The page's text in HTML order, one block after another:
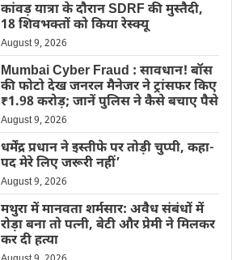
कांवड़ यात्रा के दौरान SDRF की मुस्तैदी,
18 शिवभक्तों को किया रेस्क्यू
August 9, 2026
Mumbai Cyber Fraud : सावधान! बॉस
की फोटो देख जनरल मैनेजर ने ट्रांसफर किए
₹1.98 करोड़; जानें पुलिस ने कैसे बचाए पैसे
August 9, 2026
धर्मेंद्र प्रधान ने इस्तीफे पर तोड़ी चुप्पी, कहा-
पद मेरे लिए जरूरी नहीं’
August 9, 2026
मथुरा में मानवता शर्मसार: अवैध संबंधों में
रोड़ा बना तो पत्नी, बेटी और प्रेमी ने मिलकर
कर दी हत्या